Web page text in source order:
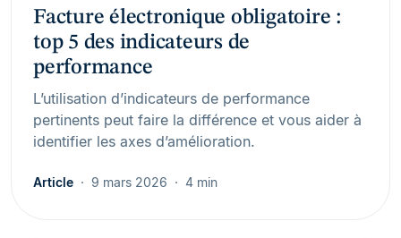
Facture électronique obligatoire :
top 5 des indicateurs de
performance
L’utilisation d’indicateurs de performance
pertinents peut faire la différence et vous aider à
identifier les axes d’amélioration.
Article 9 mars 2026 4 min